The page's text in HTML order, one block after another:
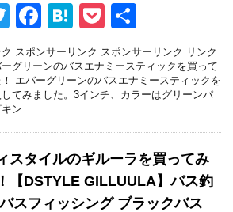
T
wi
tt
er
F
a
c
e
o
o
k
H
at
e
n
P
o
ck
et
有
ク スポンサーリンク スポンサーリンク リンク
ーグリーンのバスエナミースティックを買って
エバーグリーンのバスエナミースティックを
てみました。3インチ、カラーはグリーンパ
ン ...
スタイルのギルーラを買ってみ
【DSTYLE GILLUULA】バス釣
スフィッシング ブラックバス